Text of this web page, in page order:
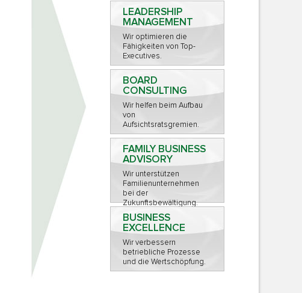
LEADERSHIP
MANAGEMENT
Wir optimieren die
Fähigkeiten von Top-
Executives.
BOARD
CONSULTING
Wir helfen beim Aufbau
von
Aufsichtsratsgremien.
FAMILY BUSINESS
ADVISORY
Wir unterstützen
Familienunternehmen
bei der
Zukunftsbewältigung.
BUSINESS
EXCELLENCE
Wir verbessern
betriebliche Prozesse
und die Wertschöpfung.